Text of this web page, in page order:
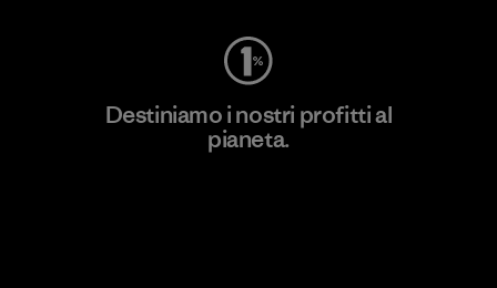
Destiniamo i nostri profitti al
pianeta.